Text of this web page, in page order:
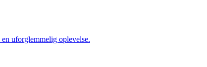
uforglemmelig oplevelse.